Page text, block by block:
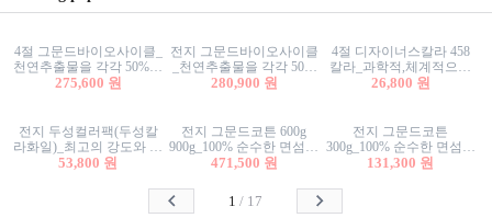
4절 그문드바이오사이클_
천연추출물을 각각 50%이
상 함유한 친환경그래픽
275,600 원
전지 그문드바이오사이클
_천연추출물을 각각 50%
이상 함유한 친환경그래
280,900 원
4절 디자이너스칼라 458
칼라_과학적,체계적으로
분류된 200색을 갖춘 색지
26,800 원
전지 두성컬러팩(두성칼
라화일)_최고의 강도와 평
활성을 지닌 다양한 컬러
53,800 원
전지 그문드코튼 600g
900g_100% 순수한 면섬유
로 만든 친환경프리미엄
471,500 원
전지 그문드코튼
300g_100% 순수한 면섬유
로 만든 친환경프리미엄
131,300 원
1 / 17